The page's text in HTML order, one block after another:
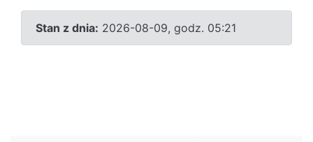
Stan z dnia: 2026-08-09, godz. 05:21